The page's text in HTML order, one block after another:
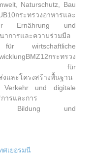
Naturschutz, Bau
กระทรวงอาหารและ
für Ernährung und
าการและความร่วมมือ
für wirtschaftliche
กระทรวง
für
งและโครงสร้างพื้นฐาน
Verkehr und digitale
ารและการ
Bildung und
ศเยอรมนี